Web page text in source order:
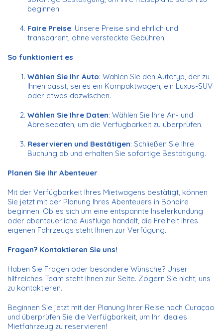
beginnen.
Faire Preise: Unsere Preise sind ehrlich und
transparent, ohne versteckte Gebühren.
So funktioniert es
Wählen Sie Ihr Auto: Wählen Sie den Autotyp, der zu
Ihnen passt, sei es ein Kompaktwagen, ein Luxus-SUV
oder etwas dazwischen.
Wählen Sie Ihre Daten: Wählen Sie Ihre An- und
Abreisedaten, um die Verfügbarkeit zu überprüfen.
Reservieren und Bestätigen: Schließen Sie Ihre
Buchung ab und erhalten Sie sofortige Bestätigung.
Planen Sie Ihr Abenteuer
Mit der Verfügbarkeit Ihres Mietwagens bestätigt, können
Sie jetzt mit der Planung Ihres Abenteuers in Bonaire
beginnen. Ob es sich um eine entspannte Inselerkundung
oder abenteuerliche Ausflüge handelt, die Freiheit Ihres
eigenen Fahrzeugs steht Ihnen zur Verfügung.
Fragen? Kontaktieren Sie uns!
Haben Sie Fragen oder besondere Wünsche? Unser
hilfreiches Team steht Ihnen zur Seite. Zögern Sie nicht, uns
zu kontaktieren.
Beginnen Sie jetzt mit der Planung Ihrer Reise nach Curaçao
und überprüfen Sie die Verfügbarkeit, um Ihr ideales
Mietfahrzeug zu reservieren!